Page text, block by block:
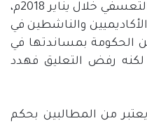
وتعرض الدكتور زهير للاعتقال التعسفي خلال يناير 2018م،
والناشطين في
الحكومة بمساندتها في
رفض التعليق فهدد
يعتبر من المطالبين بحكم